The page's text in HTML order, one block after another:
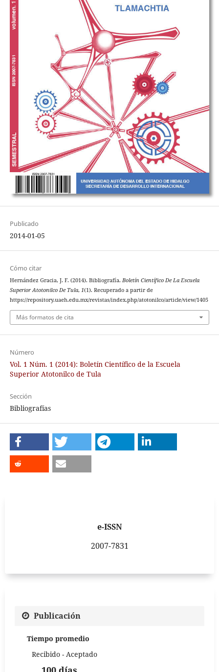
Publicado
2014-01-05
Cómo citar
Hernández Gracia, J. F. (2014). Bibliografía. Boletín Científico De La Escuela
Superior Atotonilco De Tula, 1(1). Recuperado a partir de
https://repository.uaeh.edu.mx/revistas/index.php/atotonilco/article/view/1405
Más formatos de cita
Número
Vol. 1 Núm. 1 (2014): Boletín Científico de la Escuela
Superior Atotonilco de Tula
Sección
Bibliografías
e-ISSN
2007-7831
Publicación
Tiempo promedio
Recibido - Aceptado